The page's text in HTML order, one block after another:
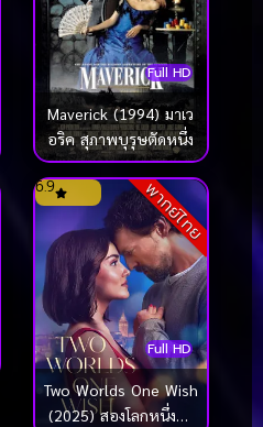
Full HD
Maverick (1994) มาเว
อริค สุภาพบุรุษตัดหนึ่ง
พากย์ไทย
Full HD
6.9
Two Worlds One Wish
(2025) สองโลกหนึ่งคำ